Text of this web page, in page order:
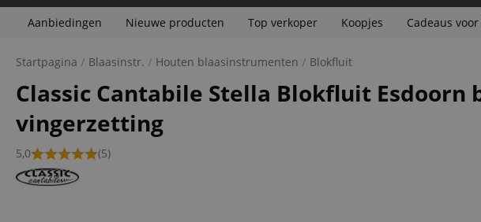
Aanbiedingen Nieuwe producten Top verkoper Koopjes Cadeaus
Startpagina Blaasinstr. Houten blaasinstrumenten Blokfluit
Classic Cantabile Stella Blokfluit Esdoorn
vingerzetting
5,0 (5)